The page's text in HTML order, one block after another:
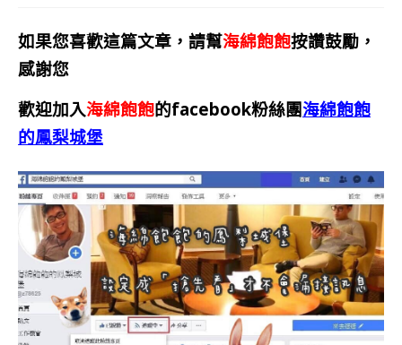
如果您喜歡這篇文章，請幫海綿飽飽按讚鼓勵，
感謝您
歡迎加入海綿飽飽的facebook粉絲團海綿飽飽
的鳳梨城堡